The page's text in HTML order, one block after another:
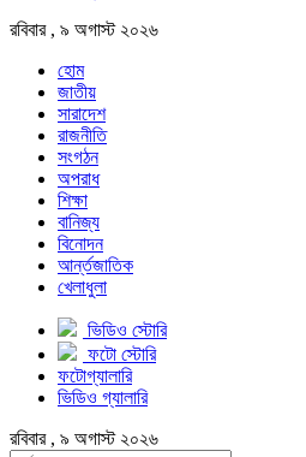
রবিবার , ৯ অগাস্ট ২০২৬
হোম
জাতীয়
সারাদেশ
রাজনীতি
সংগঠন
অপরাধ
শিক্ষা
বানিজ্য
বিনোদন
আর্ন্তজাতিক
খেলাধুলা
ভিডিও স্টোরি
ফটো স্টোরি
ফটোগ্যালারি
ভিডিও গ্যালারি
রবিবার , ৯ অগাস্ট ২০২৬